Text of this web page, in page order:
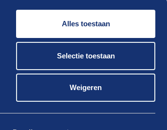
Alles toestaan
Selectie toestaan
Weigeren